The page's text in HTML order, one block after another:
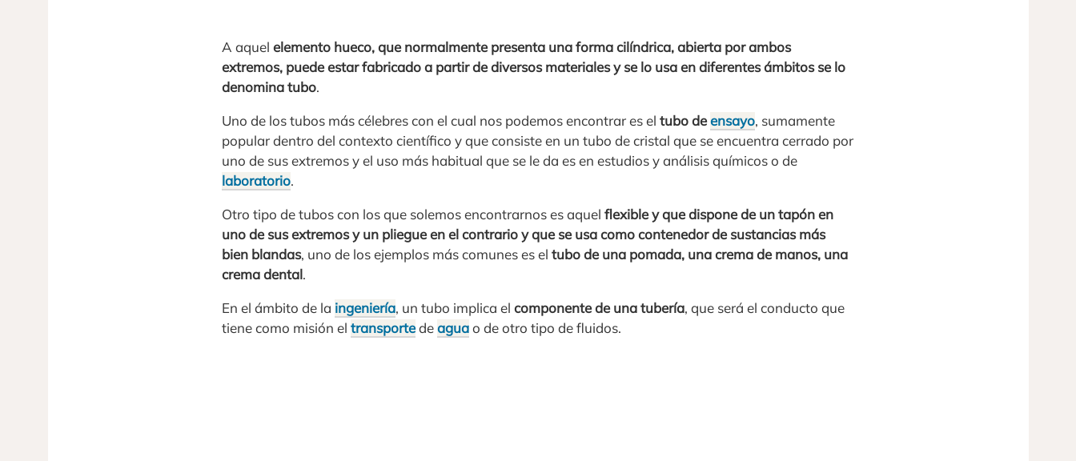
A aquel elemento hueco, que normalmente presenta una forma cilíndrica, abierta por ambos
extremos, puede estar fabricado a partir de diversos materiales y se lo usa en diferentes ámbitos se lo
denomina tubo.
Uno de los tubos más célebres con el cual nos podemos encontrar es el tubo deensayo, sumamente
popular dentro del contexto científico y que consiste en un tubo de cristal que se encuentra cerrado por
uno de sus extremos y el uso más habitual que se le da es en estudios y análisis químicos o de
laboratorio.
Otro tipo de tubos con los que solemos encontrarnos es aquel flexible y que dispone de un tapón en
uno de sus extremos y un pliegue en el contrario y que se usa como contenedor de sustancias más
bien blandas, uno de los ejemplos más comunes es el tubo de una pomada, una crema de manos, una
crema dental.
En el ámbito de la ingeniería, un tubo implica el componente de una tubería, que será el conducto que
tiene como misión el transportedeaguao de otro tipo de fluidos.